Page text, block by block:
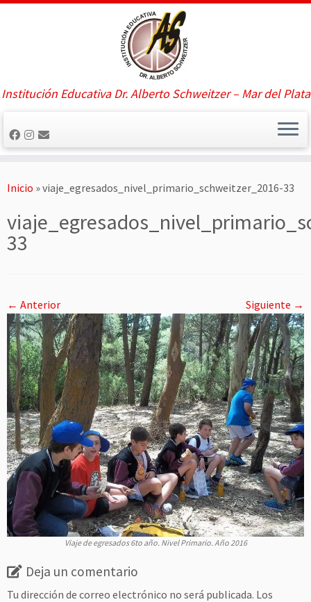
Saltar
Institución Educativa Dr. Alberto Schweitzer – Mar del Plata
Inicio »viaje_egresados_nivel_primario_schweitzer_2016-33
33
← Anterior Siguiente →
Viaje de egresados 6to año. Nivel Primario. Año 2016
Deja un comentario
Tu dirección de correo electrónico no será publicada. Los